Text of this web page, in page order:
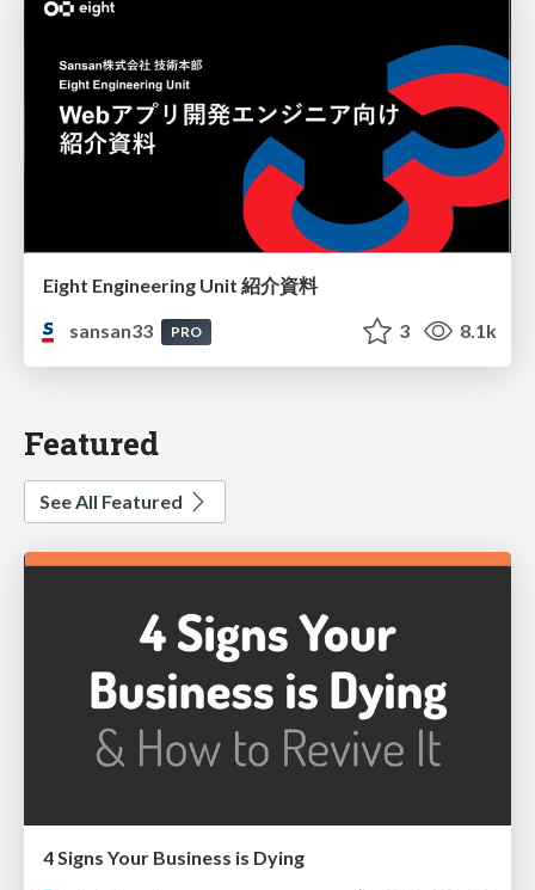
Eight Engineering Unit 紹介資料
sansan33
PRO 3 8.1k
Featured
See All Featured
4 Signs Your Business is Dying